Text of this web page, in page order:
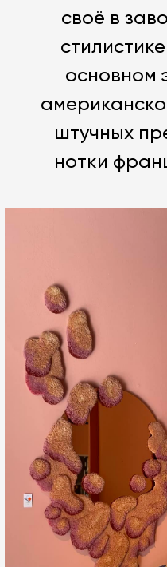
своё в
основном
штучных
нотки